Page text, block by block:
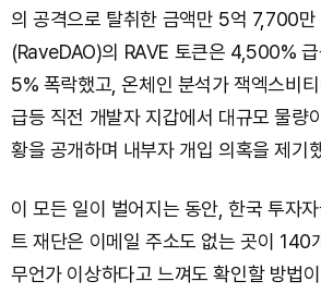
의 공격으로 탈취한 금액만 5억 7,700만
(RaveDAO)의 RAVE 토큰은 4,500%
5% 폭락했고, 온체인 분석가 잭엑스비
급등 직전 개발자 지갑에서 대규모 물량
황을 공개하며 내부자 개입 의혹을 제기
이 모든 일이 벌어지는 동안, 한국 투자
트 재단은 이메일 주소도 없는 곳이 140
무언가 이상하다고 느껴도 확인할 방법